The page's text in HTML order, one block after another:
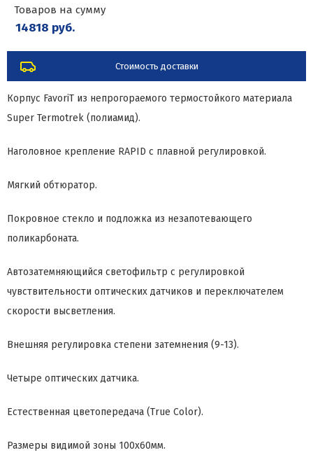
Товаров на сумму
14818 руб.
Стоимость доставки
Корпус FavoriT из непрогораемого термостойкого материала
Super Termotrek (полиамид).
Наголовное крепление RAPID с плавной регулировкой.
Мягкий обтюратор.
Покровное стекло и подложка из незапотевающего
поликарбоната.
Автозатемняющийся светофильтр с регулировкой
чувствительности оптических датчиков и переключателем
скорости высветления.
Внешняя регулировка степени затемнения (9-13).
Четыре оптических датчика.
Естественная цветопередача (True Color).
Размеры видимой зоны 100х60мм.